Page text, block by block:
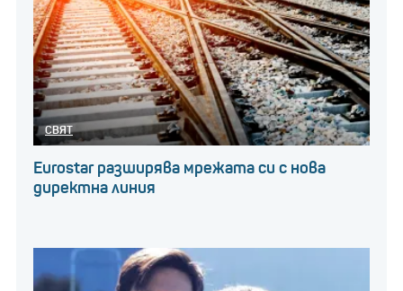
СВЯТ
Eurostar разширява мрежата си с нова
директна линия